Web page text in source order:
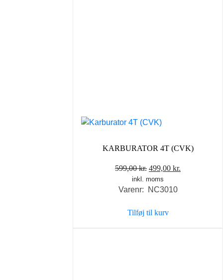
KARBURATOR 4T (CVK)
599,00kr. Den
oprindelige
pris
599,00 kr..
499,00 kr.
inkl. moms
Varenr: NC3010
Tilføj til kurv